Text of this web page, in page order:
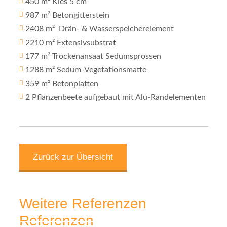
987 m² Betongitterstein
2408 m² Drän- & Wasserspeicherelement
2210 m² Extensivsubstrat
177 m² Trockenansaat Sedumsprossen
1288 m² Sedum-Vegetationsmatte
359 m² Betonplatten
2 Pflanzenbeete aufgebaut mit Alu-Randelementen
Zurück zur Übersicht
Weitere Referenzen
Referenzen